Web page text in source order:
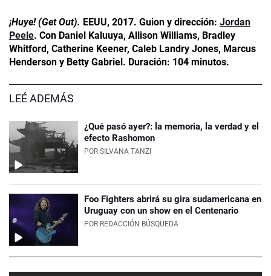
¡Huye! (Get Out). EEUU, 2017. Guion y dirección: Jordan
Peele. Con Daniel Kaluuya, Allison Williams, Bradley
Whitford, Catherine Keener, Caleb Landry Jones, Marcus
Henderson y Betty Gabriel. Duración: 104 minutos.
LEÉ ADEMÁS
¿Qué pasó ayer?: la memoria, la verdad y el
efecto Rashomon
POR SILVANA TANZI
Foo Fighters abrirá su gira sudamericana en
Uruguay con un show en el Centenario
POR REDACCIÓN BÚSQUEDA